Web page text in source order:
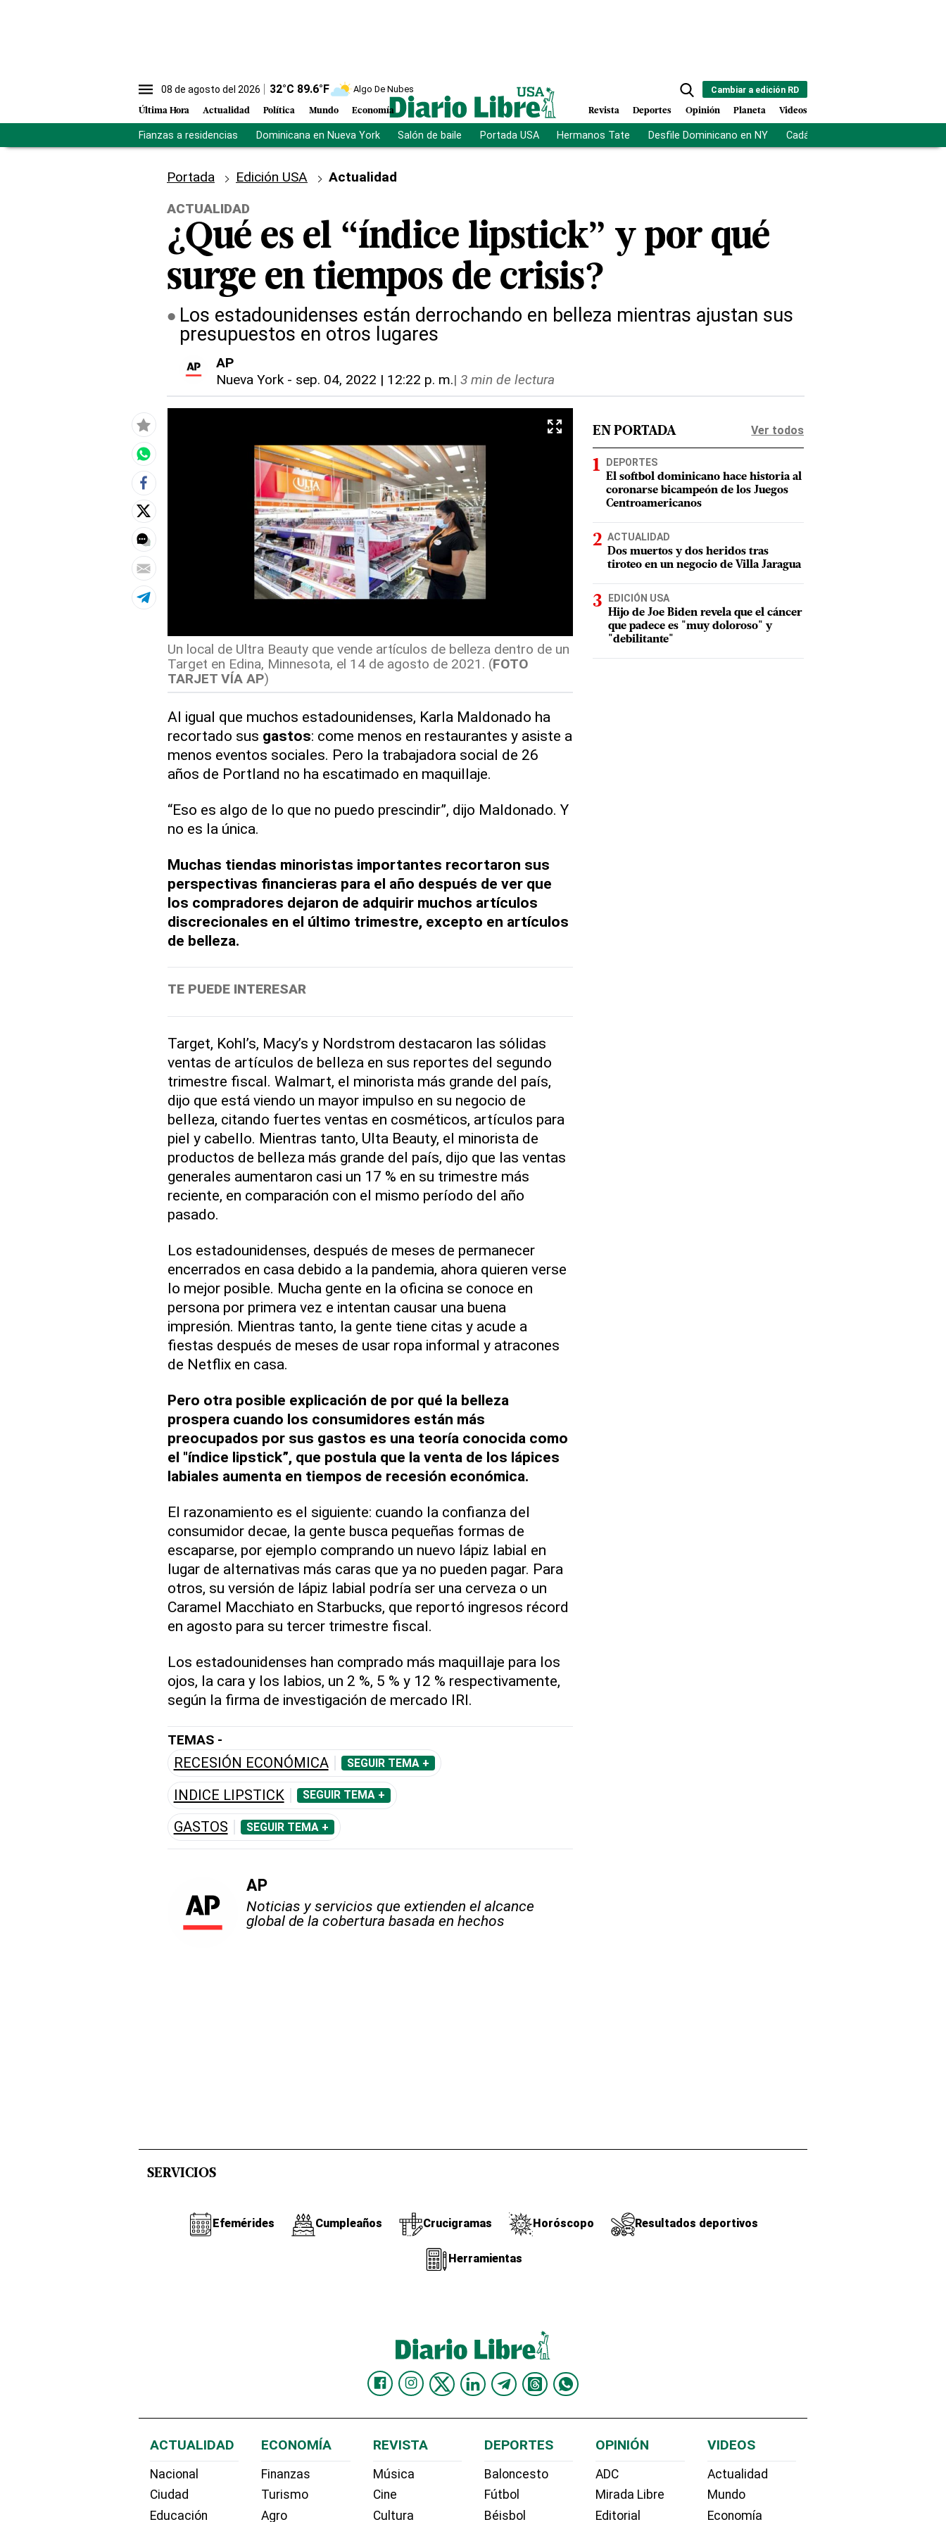
08 de agosto del 2026 32°C 89.6°F Algo De Nubes
Última Hora Actualidad Política Mundo Economía
Cambiar a edición RD
Revista Deportes Opinión Planeta Videos
Fianzas a residencias Dominicana en Nueva York Salón de baile Portada USA Hermanos Tate Desfile Dominicano en NY Cadáveres en Chicago
Portada Edición USA
Actualidad
ACTUALIDAD
¿Qué es el “índice lipstick” y por qué
surge en tiempos de crisis?
Los estadounidenses están derrochando en belleza mientras ajustan sus
presupuestos en otros lugares
AP
Nueva York- sep. 04, 2022 | 12:22 p. m.| 3 min de lectura
Un local de Ultra Beauty que vende artículos de belleza dentro de un
Target en Edina, Minnesota, el 14 de agosto de 2021. (FOTO
TARJET VÍA AP)
Al igual que muchos estadounidenses, Karla Maldonado ha
recortado sus gastos: come menos en restaurantes y asiste a
menos eventos sociales. Pero la trabajadora social de 26
años de Portland no ha escatimado en maquillaje.
“Eso es algo de lo que no puedo prescindir”, dijo Maldonado. Y
no es la única.
Muchas tiendas minoristas importantes recortaron sus
perspectivas financieras para el año después de ver que
los compradores dejaron de adquirir muchos artículos
discrecionales en el último trimestre, excepto en artículos
de belleza.
TE PUEDE INTERESAR
Target, Kohl’s, Macy’s y Nordstrom destacaron las sólidas
ventas de artículos de belleza en sus reportes del segundo
trimestre fiscal. Walmart, el minorista más grande del país,
dijo que está viendo un mayor impulso en su negocio de
belleza, citando fuertes ventas en cosméticos, artículos para
piel y cabello. Mientras tanto, Ulta Beauty, el minorista de
productos de belleza más grande del país, dijo que las ventas
generales aumentaron casi un 17 % en su trimestre más
reciente, en comparación con el mismo período del año
pasado.
Los estadounidenses, después de meses de permanecer
encerrados en casa debido a la pandemia, ahora quieren verse
lo mejor posible. Mucha gente en la oficina se conoce en
persona por primera vez e intentan causar una buena
impresión. Mientras tanto, la gente tiene citas y acude a
fiestas después de meses de usar ropa informal y atracones
de Netflix en casa.
Pero otra posible explicación de por qué la belleza
prospera cuando los consumidores están más
preocupados por sus gastos es una teoría conocida como
el "índice lipstick”, que postula que la venta de los lápices
labiales aumenta en tiempos de recesión económica.
El razonamiento es el siguiente: cuando la confianza del
consumidor decae, la gente busca pequeñas formas de
escaparse, por ejemplo comprando un nuevo lápiz labial en
lugar de alternativas más caras que ya no pueden pagar. Para
otros, su versión de lápiz labial podría ser una cerveza o un
Caramel Macchiato en Starbucks, que reportó ingresos récord
en agosto para su tercer trimestre fiscal.
Los estadounidenses han comprado más maquillaje para los
ojos, la cara y los labios, un 2 %, 5 % y 12 % respectivamente,
según la firma de investigación de mercado IRI.
TEMAS -
RECESIÓN ECONÓMICA SEGUIR TEMA +
INDICE LIPSTICK SEGUIR TEMA +
GASTOS SEGUIR TEMA +
AP
Noticias y servicios que extienden el alcance
global de la cobertura basada en hechos
EN PORTADA Ver todos
DEPORTES
El softbol dominicano hace historia al
coronarse bicampeón de los Juegos
Centroamericanos
ACTUALIDAD
Dos muertos y dos heridos tras
tiroteo en un negocio de Villa Jaragua
EDICIÓN USA
Hijo de Joe Biden revela que el cáncer
que padece es "muy doloroso" y
"debilitante"
SERVICIOS
Efemérides Cumpleaños Crucigramas Horóscopo Resultados deportivos
Herramientas
ACTUALIDAD
Nacional
Ciudad
Educación
ECONOMÍA
Finanzas
Turismo
Agro
REVISTA
Música
Cine
Cultura
DEPORTES
Baloncesto
Fútbol
Béisbol
OPINIÓN
ADC
Mirada Libre
Editorial
VIDEOS
Actualidad
Mundo
Economía